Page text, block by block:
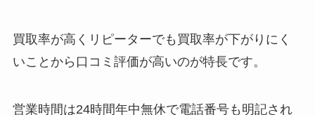
買取率が高くリピーターでも買取率が下がりにく
いことから口コミ評価が高いのが特長です。
営業時間は24時間年中無休で電話番号も明記され